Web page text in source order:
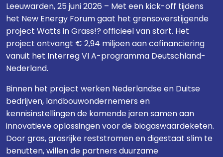
Leeuwarden, 25 juni 2026 – Met een kick-off tijdens
het New Energy Forum gaat het grensoverstijgende
project Watts in Grass!? officieel van start. Het
project ontvangt € 2,94 miljoen aan cofinanciering
vanuit het Interreg VI A-programma Deutschland-
Nederland.
Binnen het project werken Nederlandse en Duitse
bedrijven, landbouwondernemers en
kennisinstellingen de komende jaren samen aan
innovatieve oplossingen voor de biogaswaardeketen.
Door gras, grasrijke reststromen en digestaat slim te
benutten, willen de partners duurzame